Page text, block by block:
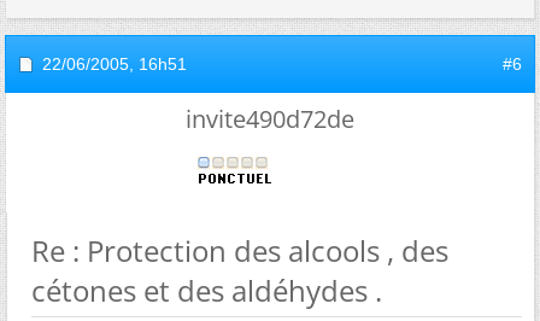
22/06/2005, 16h51 #6
invite490d72de
Re : Protection des alcools , des
cétones et des aldéhydes .